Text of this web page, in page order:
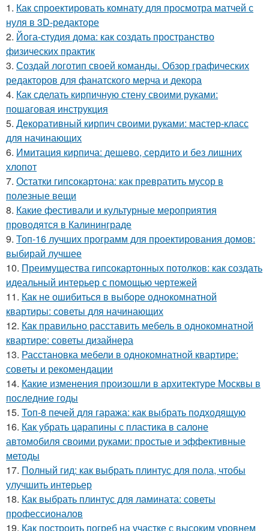
1. Как спроектировать комнату для просмотра матчей с
нуля в 3D-редакторе
2. Йога-студия дома: как создать пространство
физических практик
3. Создай логотип своей команды. Обзор графических
редакторов для фанатского мерча и декора
4. Как сделать кирпичную стену своими руками:
пошаговая инструкция
5. Декоративный кирпич своими руками: мастер-класс
для начинающих
6. Имитация кирпича: дешево, сердито и без лишних
хлопот
7. Остатки гипсокартона: как превратить мусор в
полезные вещи
8. Какие фестивали и культурные мероприятия
проводятся в Калининграде
9. Топ-16 лучших программ для проектирования домов:
выбирай лучшее
10. Преимущества гипсокартонных потолков: как создать
идеальный интерьер с помощью чертежей
11. Как не ошибиться в выборе однокомнатной
квартиры: советы для начинающих
12. Как правильно расставить мебель в однокомнатной
квартире: советы дизайнера
13. Расстановка мебели в однокомнатной квартире:
советы и рекомендации
14. Какие изменения произошли в архитектуре Москвы в
последние годы
15. Топ-8 печей для гаража: как выбрать подходящую
16. Как убрать царапины с пластика в салоне
автомобиля своими руками: простые и эффективные
методы
17. Полный гид: как выбрать плинтус для пола, чтобы
улучшить интерьер
18. Как выбрать плинтус для ламината: советы
профессионалов
19. Как построить погреб на участке с высоким уровнем